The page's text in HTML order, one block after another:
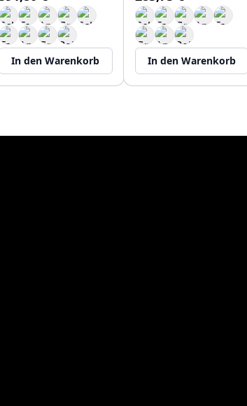
1208967305
In den Warenkorb In den Warenkorb